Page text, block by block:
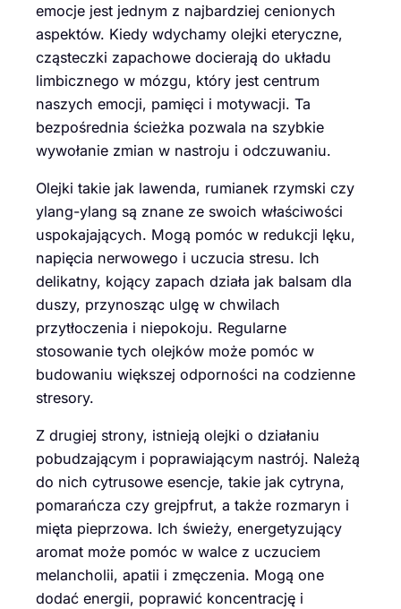
emocje jest jednym z najbardziej cenionych
aspektów. Kiedy wdychamy olejki eteryczne,
cząsteczki zapachowe docierają do układu
limbicznego w mózgu, który jest centrum
naszych emocji, pamięci i motywacji. Ta
bezpośrednia ścieżka pozwala na szybkie
wywołanie zmian w nastroju i odczuwaniu.
Olejki takie jak lawenda, rumianek rzymski czy
ylang-ylang są znane ze swoich właściwości
uspokajających. Mogą pomóc w redukcji lęku,
napięcia nerwowego i uczucia stresu. Ich
delikatny, kojący zapach działa jak balsam dla
duszy, przynosząc ulgę w chwilach
przytłoczenia i niepokoju. Regularne
stosowanie tych olejków może pomóc w
budowaniu większej odporności na codzienne
stresory.
Z drugiej strony, istnieją olejki o działaniu
pobudzającym i poprawiającym nastrój. Należą
do nich cytrusowe esencje, takie jak cytryna,
pomarańcza czy grejpfrut, a także rozmaryn i
mięta pieprzowa. Ich świeży, energetyzujący
aromat może pomóc w walce z uczuciem
melancholii, apatii i zmęczenia. Mogą one
dodać energii, poprawić koncentrację i